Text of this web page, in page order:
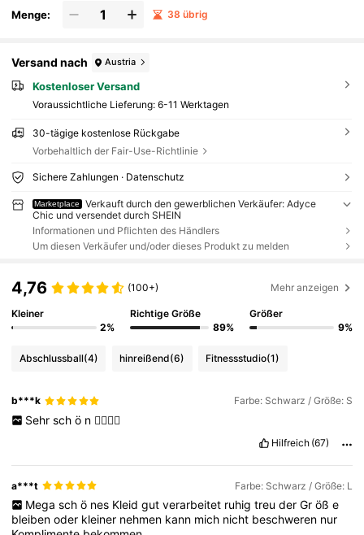
Menge: 38 übrig
Versand nach Austria
Kostenloser Versand
Voraussichtliche Lieferung: 6-11 Werktagen
30-tägige kostenlose Rückgabe
Vorbehaltlich der Fair-Use-Richtlinie
Sichere Zahlungen · Datenschutz
Marketplace
Verkauft durch den gewerblichen Verkäufer: Adyce
Chic und versendet durch SHEIN
Informationen und Pflichten des Händlers
Um diesen Verkäufer und/oder dieses Produkt zu melden
4,76 (100+) Mehr anzeigen
Kleiner
2%
Richtige Größe
89%
Größer
9%
Abschlussball(4) hinreißend(6) Fitnessstudio(1)
b***k Farbe: Schwarz / Größe: S
Sehr sch ö n 👍🏻👍🏻
Hilfreich (67)
a***t Farbe: Schwarz / Größe: L
Mega sch ö nes Kleid gut verarbeitet ruhig treu der Gr öß e
bleibenoder kleiner nehmen kann mich nicht beschweren nur